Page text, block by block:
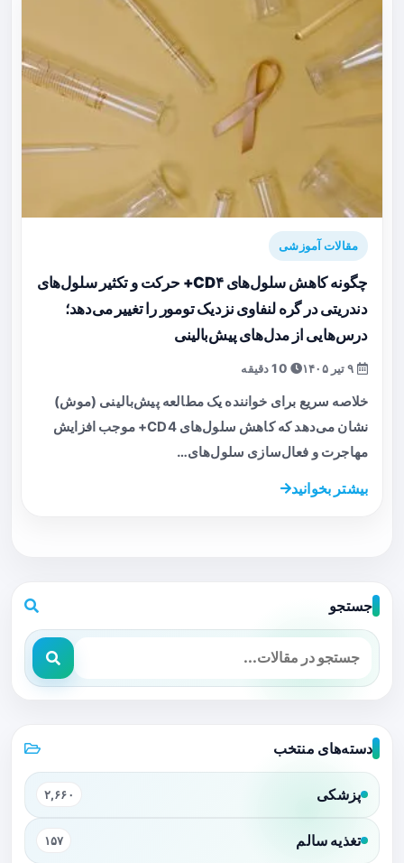
مقالات آموزشی
چگونه کاهش سلول‌های CD۴+ حرکت و تکثیر سلول‌های
دندریتی در گره لنفاوی نزدیک تومور را تغییر می‌دهد؛
درس‌هایی از مدل‌های پیش‌بالینی
خلاصه سریع برای خواننده یک مطالعه پیش‌بالینی (موش)
نشان می‌دهد که کاهش سلول‌های CD4+ موجب افزایش
مهاجرت و فعال‌سازی سلول‌های…
بیشتر بخوانید
جستجو
دسته‌های منتخب
پزشکی ۲,۶۶۰
تغذیه سالم ۱۵۷